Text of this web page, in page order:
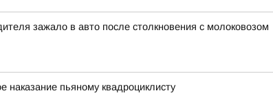
зажало в авто после столкновения с молоковозом
наказание пьяному квадроциклисту